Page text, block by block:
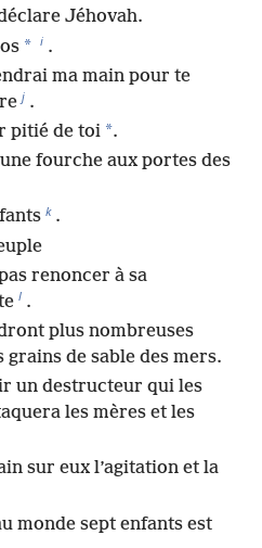
Jéhovah.
* i .
ma main pour te
j .
pitié de toi *.
fourche aux portes des
k .
renoncer à sa
l .
plus nombreuses
grains de sable des mers.
un destructeur qui les
les mères et les
sur eux l’agitation et la
monde sept enfants est